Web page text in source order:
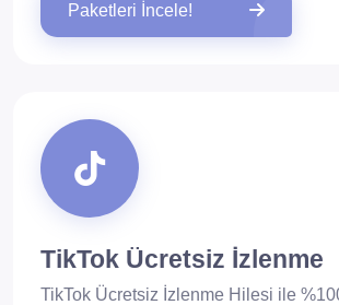
Paketleri İncele!
TikTok Ücretsiz İzlenme
TikTok Ücretsiz İzlenme Hilesi ile